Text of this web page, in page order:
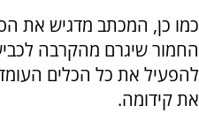
כמו כן, המכתב מדגיש את
להפעיל את כל הכלים
את קידומה.